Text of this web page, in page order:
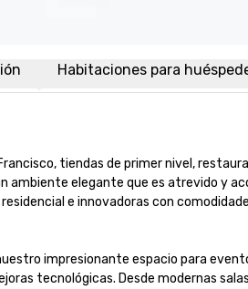
Habitaciones para
tiendas de primer nivel,
ambiente elegante que es atrevido y
e innovadoras con
impresionante espacio para
tecnológicas. Desde modernas